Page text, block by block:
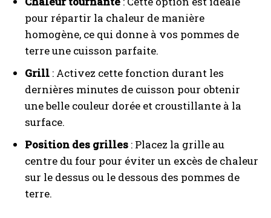
pour répartir la chaleur de manière
homogène, ce qui donne à vos pommes de
terre une cuisson parfaite.
Grill : Activez cette fonction durant les
dernières minutes de cuisson pour obtenir
une belle couleur dorée et croustillante à la
surface.
Position des grilles : Placez la grille au
centre du four pour éviter un excès de chaleur
sur le dessus ou le dessous des pommes de
terre.